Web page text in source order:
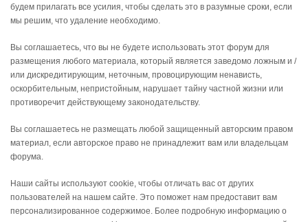
будем прилагать все усилия, чтобы сделать это в разумные сроки, если
мы решим, что удаление необходимо.
Вы соглашаетесь, что вы не будете использовать этот форум для
размещения любого материала, который является заведомо ложным и /
или дискредитирующим, неточным, провоцирующим ненависть,
оскорбительным, непристойным, нарушает тайну частной жизни или
противоречит действующему законодательству.
Вы соглашаетесь не размещать любой защищенный авторским правом
материал, если авторское право не принадлежит вам или владельцам
форума.
Наши сайты используют cookie, чтобы отличать вас от других
пользователей на нашем сайте. Это поможет нам предоставит вам
персонализированное содержимое. Более подробную информацию о